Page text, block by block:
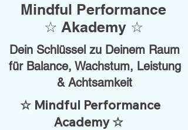
Mindful Performance
☆ Akademy ☆
Dein Schlüssel zu Deinem Raum
für Balance, Wachstum, Leistung
& Achtsamkeit
☆ Mindful Performance
Academy ☆